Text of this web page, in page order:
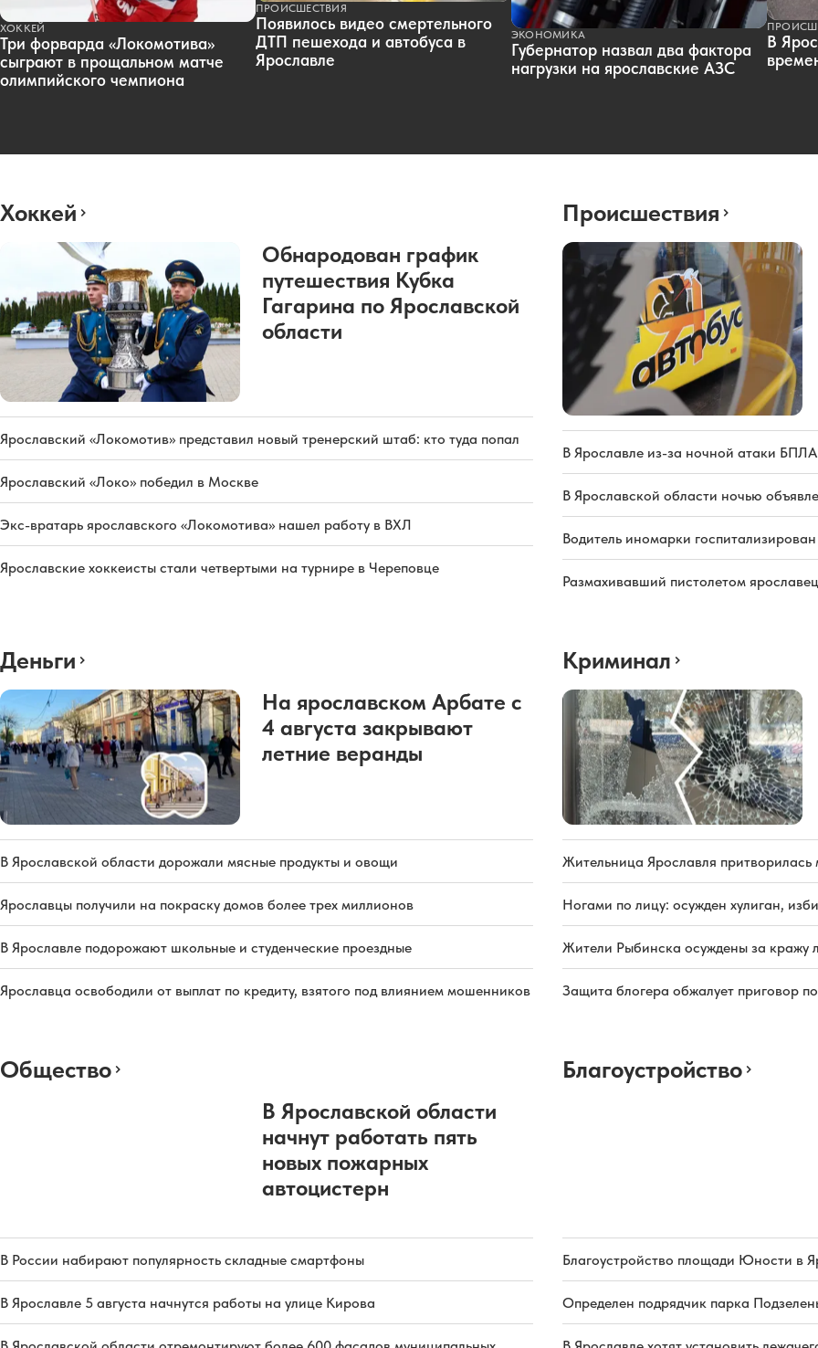
ХОККЕЙ
Три форварда «Локомотива»
сыграют в прощальном матче
олимпийского чемпиона
ПРОИСШЕСТВИЯ
Появилось видео смертельного
ДТП пешехода и автобуса в
Ярославле
ЭКОНОМИКА
Губернатор назвал два фактора
нагрузки на ярославские АЗС
В
Хоккей
Обнародован график
путешествия Кубка
Гагарина по Ярославской
области
Ярославский «Локомотив» представил новый тренерский штаб: кто туда попал
Ярославский «Локо» победил в Москве
Экс-вратарь ярославского «Локомотива» нашел работу в ВХЛ
Ярославские хоккеисты стали четвертыми на турнире в Череповце
Происшествия
В Ярославле из-за ночной атаки
В Ярославской области ночью
Водитель иномарки
Размахивавший пистолетом
Деньги
На ярославском Арбате с
4 августа закрывают
летние веранды
В Ярославской области дорожали мясные продукты и овощи
Ярославцы получили на покраску домов более трех миллионов
В Ярославле подорожают школьные и студенческие проездные
Ярославца освободили от выплат по кредиту, взятого под влиянием мошенников
Криминал
Жительница Ярославля
Ногами по лицу: осужден хулиган,
Жители Рыбинска осуждены за кражу
Защита блогера обжалует приговор
Общество
В Ярославской области
начнут работать пять
новых пожарных
автоцистерн
В России набирают популярность складные смартфоны
В Ярославле 5 августа начнутся работы на улице Кирова
Благоустройство
Благоустройство площади Юности в
Определен подрядчик парка